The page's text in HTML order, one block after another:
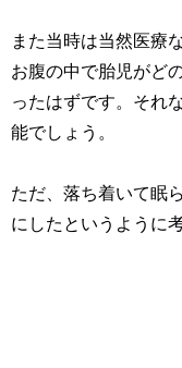
また当時は当然医療
お腹の中で胎児がど
ったはずです。それ
能でしょう。
ただ、落ち着いて眠
にしたというように